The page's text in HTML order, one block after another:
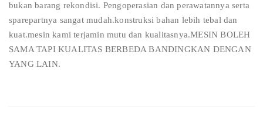
bukan barang rekondisi. Pengoperasian dan perawatannya serta
sparepartnya sangat mudah.konstruksi bahan lebih tebal dan
kuat.mesin kami terjamin mutu dan kualitasnya.MESIN BOLEH
SAMA TAPI KUALITAS BERBEDA BANDINGKAN DENGAN
YANG LAIN.